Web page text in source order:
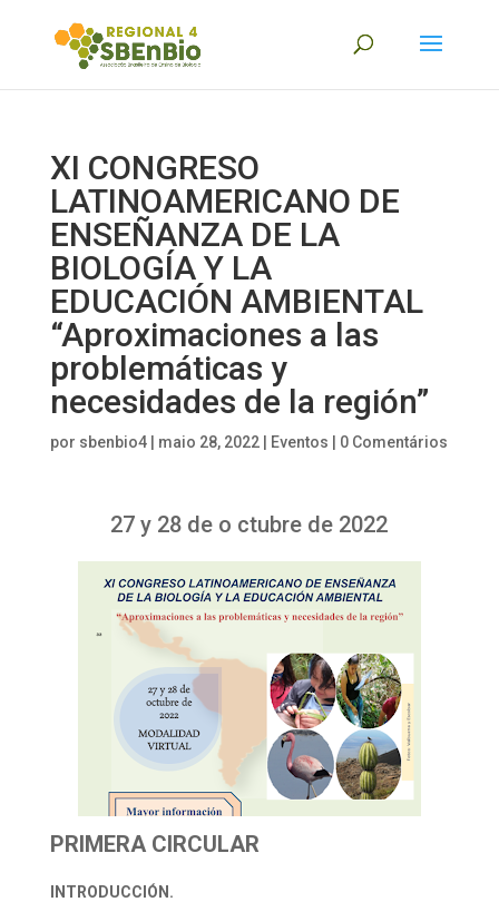
XI CONGRESO
LATINOAMERICANO DE
ENSEÑANZA DE LA
BIOLOGÍA Y LA
EDUCACIÓN AMBIENTAL
“Aproximaciones a las
problemáticas y
necesidades de la región”
por sbenbio4| maio 28, 2022| Eventos 0 Comentários
27 y 28 de o ctubre de 2022
PRIMERA CIRCULAR
INTRODUCCIÓN.